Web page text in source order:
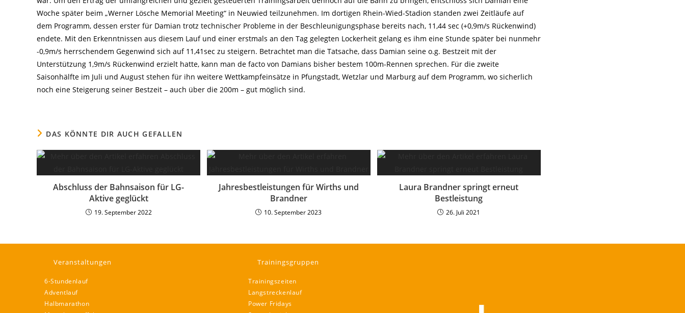
Woche später beim „Werner Lösche Memorial Meeting“ in Neuwied teilzunehmen. Im dortigen Rhein-Wied-Stadion standen zwei Zeitläufe auf
dem Programm, dessen erster für Damian trotz technischer Probleme in der Beschleunigungsphase bereits nach, 11,44 sec (+0,9m/s Rückenwind)
endete. Mit den Erkenntnissen aus diesem Lauf und einer erstmals an den Tag gelegten Lockerheit gelang es ihm eine Stunde später bei nunmehr
-0,9m/s herrschendem Gegenwind sich auf 11,41sec zu steigern. Betrachtet man die Tatsache, dass Damian seine o.g. Bestzeit mit der
Unterstützung 1,9m/s Rückenwind erzielt hatte, kann man de facto von Damians bisher bestem 100m-Rennen sprechen. Für die zweite
Saisonhälfte im Juli und August stehen für ihn weitere Wettkampfeinsätze in Pfungstadt, Wetzlar und Marburg auf dem Programm, wo sicherlich
noch eine Steigerung seiner Bestzeit – auch über die 200m – gut möglich sind.
DAS KÖNNTE DIR AUCH GEFALLEN
Abschluss der Bahnsaison für LG-
Aktive geglückt
19. September 2022
Jahresbestleistungen für Wirths und
Brandner
10. September 2023
Laura Brandner springt erneut
Bestleistung
26. Juli 2021
Veranstaltungen
6-Stundenlauf
Adventlauf
Halbmarathon
Trainingsgruppen
Trainingszeiten
Langstreckenlauf
Power Fridays